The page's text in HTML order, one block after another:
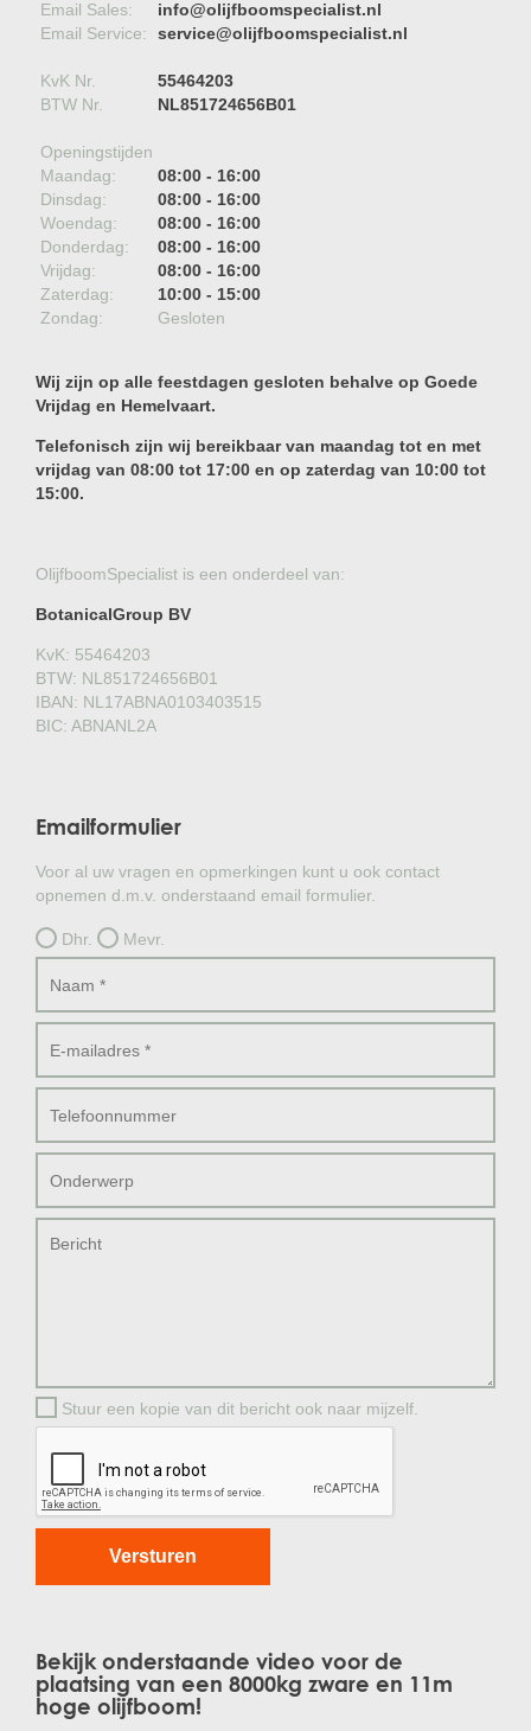
Email Sales:
info@olijfboomspecialist.nl
Email Service:
service@olijfboomspecialist.nl
KvK Nr.
55464203
BTW Nr.
NL851724656B01
Openingstijden
Maandag:
08:00 - 16:00
Dinsdag:
08:00 - 16:00
Woendag:
08:00 - 16:00
Donderdag:
08:00 - 16:00
Vrijdag:
08:00 - 16:00
Zaterdag:
10:00 - 15:00
Zondag:
Gesloten
Wij zijn op alle feestdagen gesloten behalve op Goede
Vrijdag en Hemelvaart.
Telefonisch zijn wij bereikbaar van maandag tot en met
vrijdag van 08:00 tot 17:00 en op zaterdag van 10:00 tot
15:00.
OlijfboomSpecialist is een onderdeel van:
BotanicalGroup BV
KvK: 55464203
BTW: NL851724656B01
IBAN: NL17ABNA0103403515
BIC: ABNANL2A
Emailformulier
Voor al uw vragen en opmerkingen kunt u ook contact
opnemen d.m.v. onderstaand email formulier.
Dhr. Mevr.
Stuur een kopie van dit bericht ook naar mijzelf.
Bekijk onderstaande video voor de
plaatsing van een 8000kg zware en 11m
hoge olijfboom!